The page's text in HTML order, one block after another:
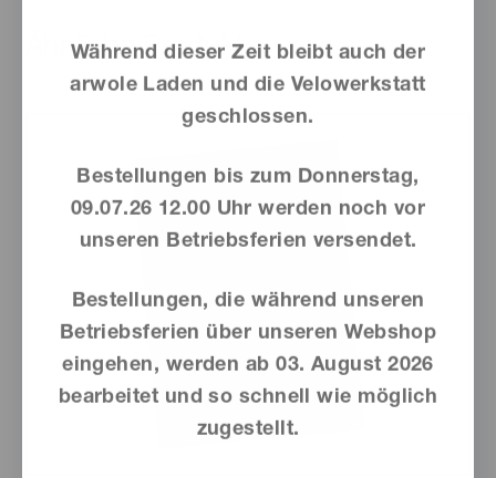
Ähnliche Produkte
Während dieser Zeit bleibt auch der
arwole Laden und die Velowerkstatt
geschlossen.
Bestellungen bis zum Donnerstag,
09.07.26 12.00 Uhr werden noch vor
unseren Betriebsferien versendet.
Bestellungen, die während unseren
Betriebsferien über unseren Webshop
eingehen, werden ab03. August 2026
bearbeitet und so schnell wie möglich
zugestellt.